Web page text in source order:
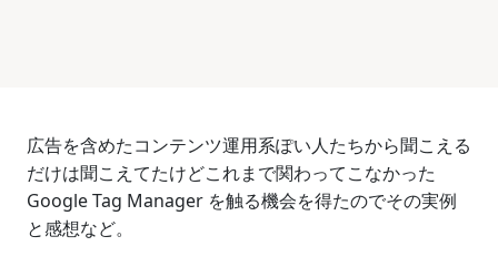
広告を含めたコンテンツ運用系ぽい人たちから聞こえる
だけは聞こえてたけどこれまで関わってこなかった
Google Tag Manager を触る機会を得たのでその実例
と感想など。